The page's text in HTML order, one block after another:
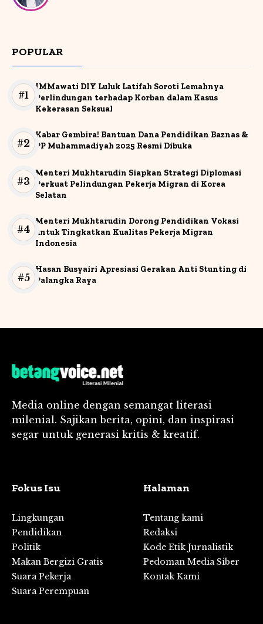
POPULAR
IMMawati DIY Luluk Latifah Soroti Lemahnya
Perlindungan terhadap Korban dalam Kasus
Kekerasan Seksual
Kabar Gembira! Bantuan Dana Pendidikan Baznas &
PP Muhammadiyah 2025 Resmi Dibuka
Menteri Mukhtarudin Siapkan Strategi Diplomasi
Perkuat Pelindungan Pekerja Migran di Korea
Selatan
Menteri Mukhtarudin Dorong Pendidikan Vokasi
untuk Tingkatkan Kualitas Pekerja Migran
Indonesia
Hasan Busyairi Apresiasi Gerakan Anti Stunting di
Palangka Raya
Media online dengan semangat literasi
milenial. Sajikan berita, opini, dan inspirasi
segar untuk generasi kritis & kreatif.
Fokus Isu
Lingkungan
Pendidikan
Politik
Makan Bergizi Gratis
Suara Pekerja
Suara Perempuan
Halaman
Tentang kami
Redaksi
Kode Etik Jurnalistik
Pedoman Media Siber
Kontak Kami